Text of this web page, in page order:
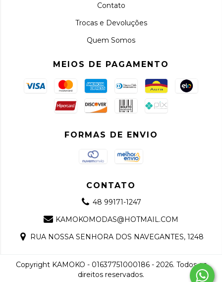
Contato
Trocas e Devoluções
Quem Somos
MEIOS DE PAGAMENTO
FORMAS DE ENVIO
CONTATO
48 99171-1247
KAMOKOMODAS@HOTMAIL.COM
RUA NOSSA SENHORA DOS NAVEGANTES, 1248
Copyright KAMOKO - 01637751000186 - 2026. Todos os
direitos reservados.